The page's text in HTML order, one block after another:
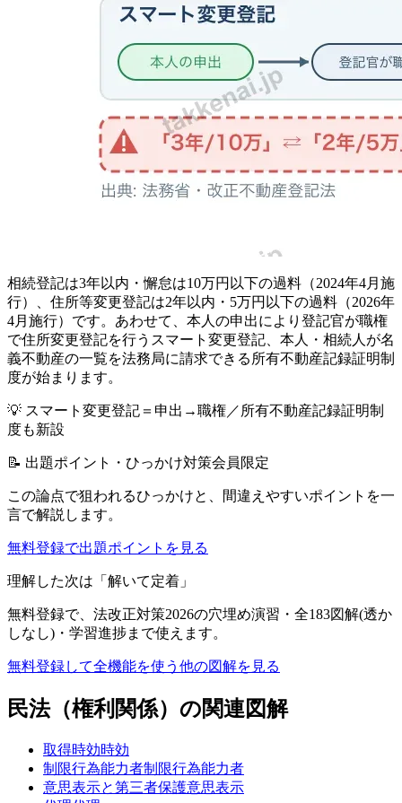
相続登記は3年以内・懈怠は10万円以下の過料（2024年4月施
行）、住所等変更登記は2年以内・5万円以下の過料（2026年
4月施行）です。あわせて、本人の申出により登記官が職権
で住所変更登記を行うスマート変更登記、本人・相続人が名
義不動産の一覧を法務局に請求できる所有不動産記録証明制
度が始まります。
💡 スマート変更登記＝申出→職権／所有不動産記録証明制
度も新設
📝 出題ポイント・ひっかけ対策会員限定
この論点で狙われるひっかけと、間違えやすいポイントを一
言で解説します。
無料登録で出題ポイントを見る
理解した次は「解いて定着」
無料登録で、 法改正対策2026の穴埋め演習・全183図解(透か
しなし)・学習進捗まで使えます。
無料登録して全機能を使う 他の図解を見る
民法（権利関係） の関連図解
取得時効時効
制限行為能力者制限行為能力者
意思表示と第三者保護意思表示